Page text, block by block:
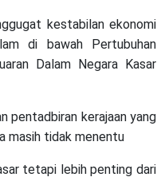
kestabilan ekonomi
di bawah Pertubuhan
Dalam Negara Kasar
pentadbiran kerajaan yang
masih tidak menentu
tetapi lebih penting dari